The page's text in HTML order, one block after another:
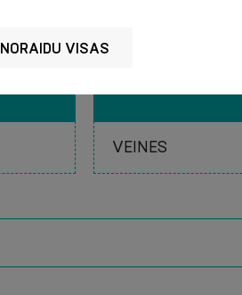
SANTÉ
NORAIDU VISAS